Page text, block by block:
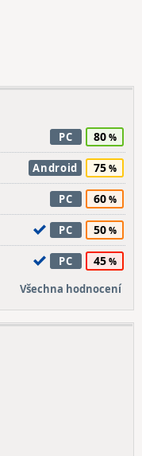
PC 80
Android 75
PC 60
PC 50
PC 45
Všechna hodnocení